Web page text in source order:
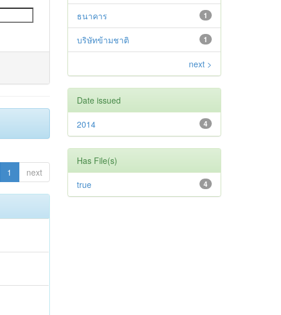
1 next
1
ธนาคาร
1
บริษัทข้ามชาติ
next >
Date issued
4
2014
Has File(s)
4
true